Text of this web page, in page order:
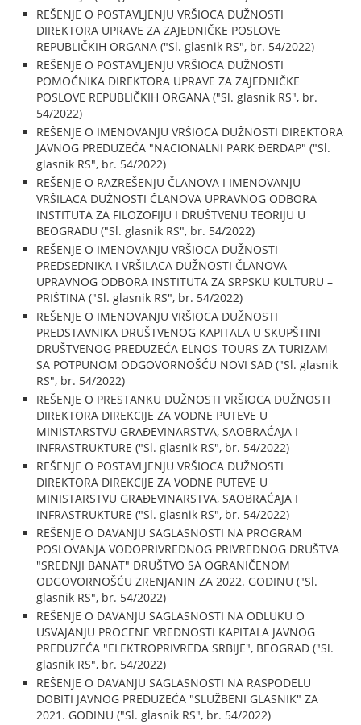
REŠENJE O POSTAVLJENJU VRŠIOCA DUŽNOSTI
DIREKTORA UPRAVE ZA ZAJEDNIČKE POSLOVE
REPUBLIČKIH ORGANA ("Sl. glasnik RS", br. 54/2022)
REŠENJE O POSTAVLJENJU VRŠIOCA DUŽNOSTI
POMOĆNIKA DIREKTORA UPRAVE ZA ZAJEDNIČKE
POSLOVE REPUBLIČKIH ORGANA ("Sl. glasnik RS", br.
54/2022)
REŠENJE O IMENOVANJU VRŠIOCA DUŽNOSTI DIREKTORA
JAVNOG PREDUZEĆA "NACIONALNI PARK ĐERDAP" ("Sl.
glasnik RS", br. 54/2022)
REŠENJE O RAZREŠENJU ČLANOVA I IMENOVANJU
VRŠILACA DUŽNOSTI ČLANOVA UPRAVNOG ODBORA
INSTITUTA ZA FILOZOFIJU I DRUŠTVENU TEORIJU U
BEOGRADU ("Sl. glasnik RS", br. 54/2022)
REŠENJE O IMENOVANJU VRŠIOCA DUŽNOSTI
PREDSEDNIKA I VRŠILACA DUŽNOSTI ČLANOVA
UPRAVNOG ODBORA INSTITUTA ZA SRPSKU KULTURU –
PRIŠTINA ("Sl. glasnik RS", br. 54/2022)
REŠENJE O IMENOVANJU VRŠIOCA DUŽNOSTI
PREDSTAVNIKA DRUŠTVENOG KAPITALA U SKUPŠTINI
DRUŠTVENOG PREDUZEĆA ELNOS-TOURS ZA TURIZAM
SA POTPUNOM ODGOVORNOŠĆU NOVI SAD ("Sl. glasnik
RS", br. 54/2022)
REŠENJE O PRESTANKU DUŽNOSTI VRŠIOCA DUŽNOSTI
DIREKTORA DIREKCIJE ZA VODNE PUTEVE U
MINISTARSTVU GRAĐEVINARSTVA, SAOBRAĆAJA I
INFRASTRUKTURE ("Sl. glasnik RS", br. 54/2022)
REŠENJE O POSTAVLJENJU VRŠIOCA DUŽNOSTI
DIREKTORA DIREKCIJE ZA VODNE PUTEVE U
MINISTARSTVU GRAĐEVINARSTVA, SAOBRAĆAJA I
INFRASTRUKTURE ("Sl. glasnik RS", br. 54/2022)
REŠENJE O DAVANJU SAGLASNOSTI NA PROGRAM
POSLOVANJA VODOPRIVREDNOG PRIVREDNOG DRUŠTVA
"SREDNJI BANAT" DRUŠTVO SA OGRANIČENOM
ODGOVORNOŠĆU ZRENJANIN ZA 2022. GODINU ("Sl.
glasnik RS", br. 54/2022)
REŠENJE O DAVANJU SAGLASNOSTI NA ODLUKU O
USVAJANJU PROCENE VREDNOSTI KAPITALA JAVNOG
PREDUZEĆA "ELEKTROPRIVREDA SRBIJE", BEOGRAD ("Sl.
glasnik RS", br. 54/2022)
REŠENJE O DAVANJU SAGLASNOSTI NA RASPODELU
DOBITI JAVNOG PREDUZEĆA "SLUŽBENI GLASNIK" ZA
2021. GODINU ("Sl. glasnik RS", br. 54/2022)